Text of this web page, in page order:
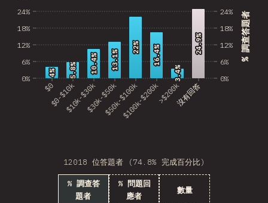
Brunei
GRD
Burkina Faso
VCT
Kyrgyzstan
BMU
0%
6%
12%
18%
24% % 調查答題者
$0$0-$10k$10k-$30k$30k-$50k$50k-$100k$100k-$200k>$200k沒有回答
0%
6%
12%
18%
24%
4%
4% 5.8%
5.8% 10.4%
10.4% 13.1%
13.1%
22%
22% 16.4%
16.4%
3.4%
3.4%
24.9%
24.9%
12018 位答題者 (74.8% 完成百分比)
% 調查答
題者
% 問題回
應者
數量